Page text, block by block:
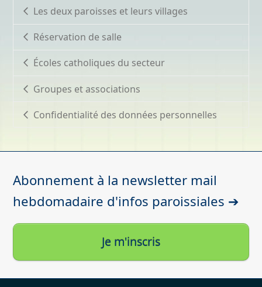
Les deux paroisses et leurs villages
Réservation de salle
Écoles catholiques du secteur
Groupes et associations
Confidentialité des données personnelles
Abonnement à la newsletter mail
hebdomadaire d'infos paroissiales ➔
Je m'inscris